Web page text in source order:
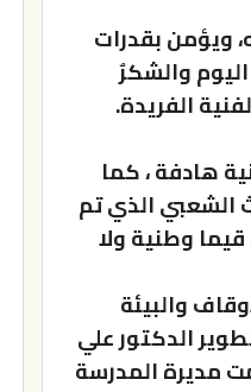
ويؤمن بقدرات
والشكرٌ
الفريدة.
هادفة ، كما
الشعبي الذي تم
وطنية ولا
والبيئة
الدكتور علي
مديرة المدرسة